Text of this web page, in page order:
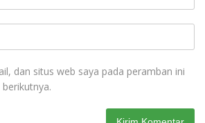
dan situs web saya pada peramban ini